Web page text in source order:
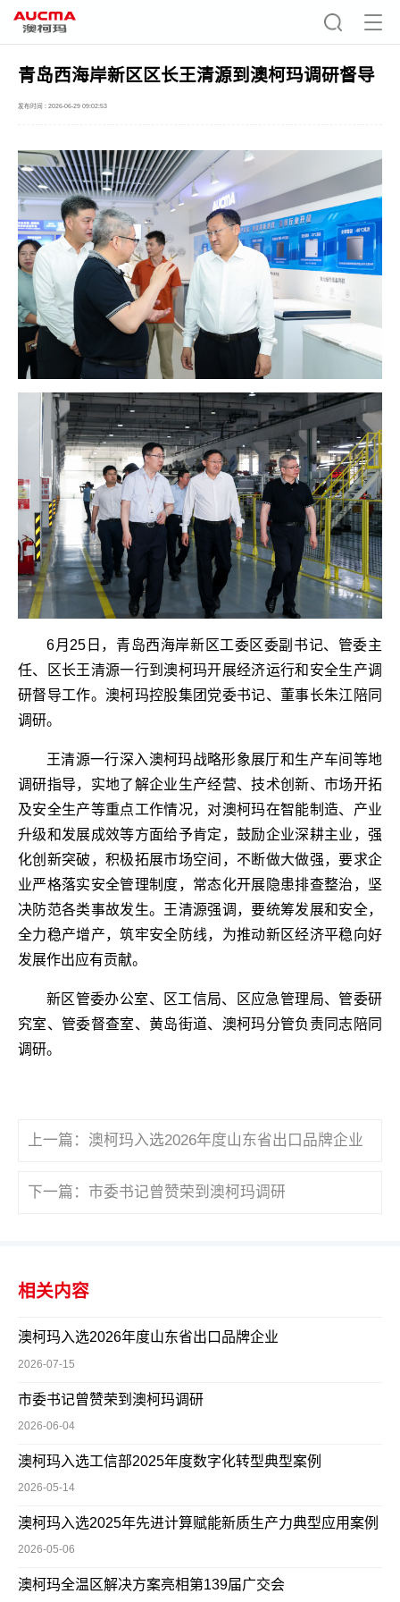
青岛西海岸新区区长王清源到澳柯玛调研督导
发布时间 : 2026-06-29 09:02:53
6月25日，青岛西海岸新区工委区委副书记、管委主
任、区长王清源一行到澳柯玛开展经济运行和安全生产调
研督导工作。澳柯玛控股集团党委书记、董事长朱江陪同
调研。
王清源一行深入澳柯玛战略形象展厅和生产车间等地
调研指导，实地了解企业生产经营、技术创新、市场开拓
及安全生产等重点工作情况，对澳柯玛在智能制造、产业
升级和发展成效等方面给予肯定，鼓励企业深耕主业，强
化创新突破，积极拓展市场空间，不断做大做强，要求企
业严格落实安全管理制度，常态化开展隐患排查整治，坚
决防范各类事故发生。王清源强调，要统筹发展和安全，
全力稳产增产，筑牢安全防线，为推动新区经济平稳向好
发展作出应有贡献。
新区管委办公室、区工信局、区应急管理局、管委研
究室、管委督查室、黄岛街道、澳柯玛分管负责同志陪同
调研。
上一篇： 澳柯玛入选2026年度山东省出口品牌企业
下一篇： 市委书记曾赞荣到澳柯玛调研
相关内容
澳柯玛入选2026年度山东省出口品牌企业
2026-07-15
市委书记曾赞荣到澳柯玛调研
2026-06-04
澳柯玛入选工信部2025年度数字化转型典型案例
2026-05-14
澳柯玛入选2025年先进计算赋能新质生产力典型应用案例
2026-05-06
澳柯玛全温区解决方案亮相第139届广交会